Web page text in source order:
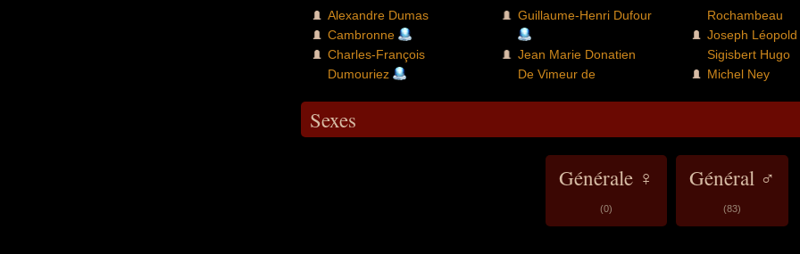
Alexandre Dumas
Cambronne
Charles-François
Dumouriez
Guillaume-Henri Dufour
Jean Marie Donatien
De Vimeur de
Rochambeau
Joseph Léopold
Sigisbert Hugo
Michel Ney
Sexes
Générale ♀
(0)
Général ♂
(83)